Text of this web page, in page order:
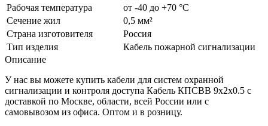
Рабочая температура
от -40 до +70 °C
Сечение жил
0,5 мм²
Страна изготовителя
Россия
Тип изделия
Кабель пожарной сигнализации
Описание
У нас вы можете купить кабели для систем охранной
сигнализации и контроля доступа Кабель КПСВВ 9х2х0.5 с
доставкой по Москве, области, всей России или с
самовывозом из офиса. Оптом и в розницу.